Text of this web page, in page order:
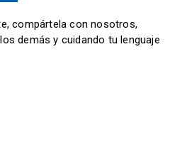
compártela con nosotros,
demás y cuidando tu lenguaje